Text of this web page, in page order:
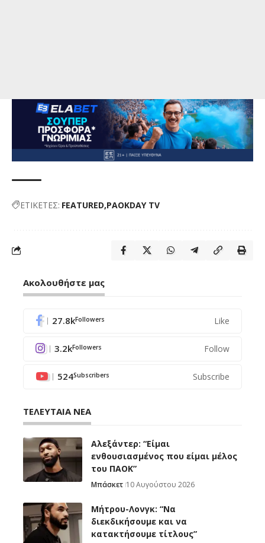
ΕΤΙΚΕΤΕΣ: FEATURED PAOKDAY TV
Ακολουθήστε μας
27.8kFollowers Like
3.2kFollowers Follow
524Subscribers Subscribe
ΤΕΛΕΥΤΑΙΑ ΝΕΑ
Αλεξάντερ: “Είμαι
ενθουσιασμένος που είμαι μέλος
του ΠΑΟΚ”
Μπάσκετ 10 Αυγούστου 2026
Μήτρου-Λονγκ: “Nα
διεκδικήσουμε και να
κατακτήσουμε τίτλους”